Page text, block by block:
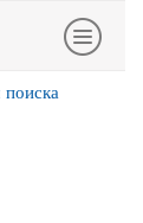
поиска